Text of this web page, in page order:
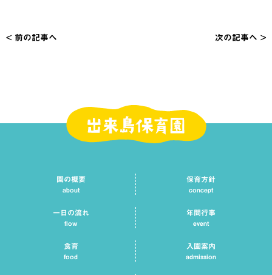
投
ゲ
< 前の記事へ 次の記事へ >
園の概要
about
保育方針
concept
一日の流れ
flow
年間行事
event
食育
food
入園案内
admission